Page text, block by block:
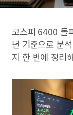
코스피 6400 돌
년 기준으로 분
지 한 번에 정리